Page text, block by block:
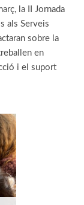
la II Jornada
als Serveis
sobre la
en
i el suport